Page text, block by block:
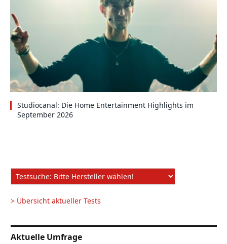
Studiocanal: Die Home Entertainment Highlights im
September 2026
> Übersicht aktueller Tests
Aktuelle Umfrage